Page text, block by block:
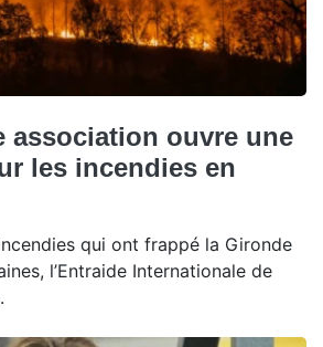
association ouvre une
les incendies en
qui ont frappé la Gironde
l’Entraide Internationale de